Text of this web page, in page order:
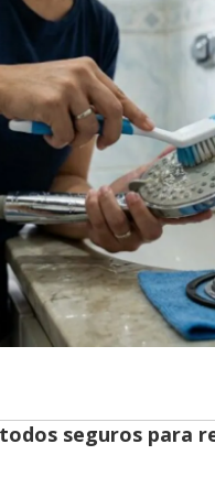
seguros para